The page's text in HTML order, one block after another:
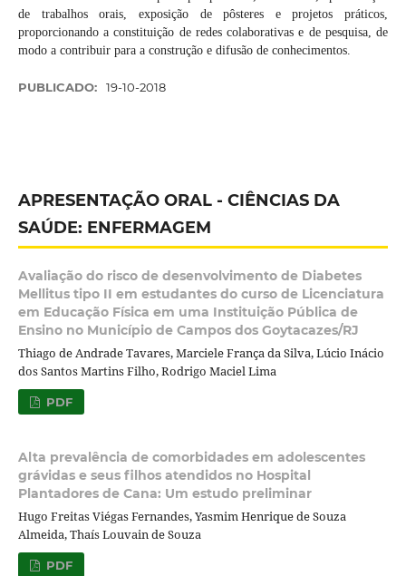
de trabalhos orais, exposição de pôsteres e projetos práticos,
proporcionando a constituição de redes colaborativas e de pesquisa, de
modo a contribuir para a construção e difusão de conhecimentos.
PUBLICADO: 19-10-2018
APRESENTAÇÃO ORAL - CIÊNCIAS DA
SAÚDE: ENFERMAGEM
Avaliação do risco de desenvolvimento de Diabetes
Mellitus tipo II em estudantes do curso de Licenciatura
em Educação Física em uma Instituição Pública de
Ensino no Município de Campos dos Goytacazes/RJ
Thiago de Andrade Tavares, Marciele França da Silva, Lúcio Inácio
dos Santos Martins Filho, Rodrigo Maciel Lima
PDF
Alta prevalência de comorbidades em adolescentes
grávidas e seus filhos atendidos no Hospital
Plantadores de Cana: Um estudo preliminar
Hugo Freitas Viégas Fernandes, Yasmim Henrique de Souza
Almeida, Thaís Louvain de Souza
PDF